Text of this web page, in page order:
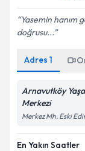
Yasemin hanım
doğrusu...
Adres 1
Arnavutköy
Merkezi
Merkez Mh. Eski
En Yakın Saatler